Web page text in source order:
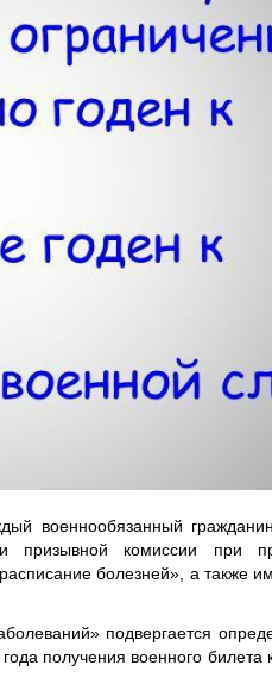
военнообязанный
призывной комиссии при
болезней», а также
подвергается
получения военного билета